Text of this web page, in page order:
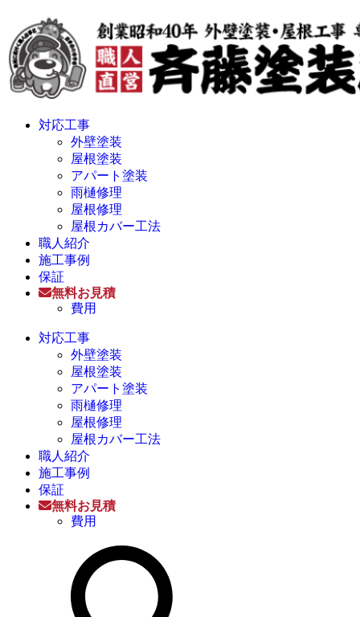
対応工事
外壁塗装
屋根塗装
アパート塗装
雨樋修理
屋根修理
屋根カバー工法
職人紹介
施工事例
保証
無料お見積
費用
対応工事
外壁塗装
屋根塗装
アパート塗装
雨樋修理
屋根修理
屋根カバー工法
職人紹介
施工事例
保証
無料お見積
費用